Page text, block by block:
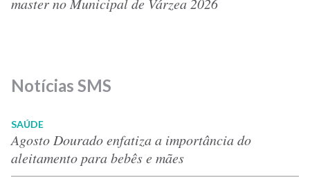
Notícias SMS
SAÚDE
Agosto Dourado enfatiza a importância do
aleitamento para bebês e mães